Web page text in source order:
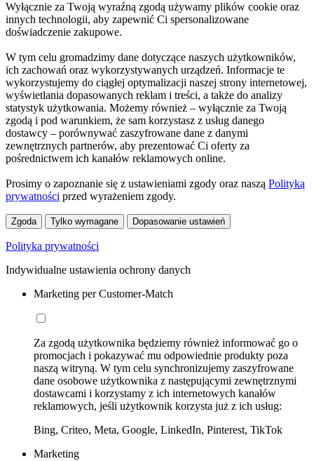
Wyłącznie za Twoją wyraźną zgodą używamy plików cookie oraz
innych technologii, aby zapewnić Ci spersonalizowane
doświadczenie zakupowe.
W tym celu gromadzimy dane dotyczące naszych użytkowników,
ich zachowań oraz wykorzystywanych urządzeń. Informacje te
wykorzystujemy do ciągłej optymalizacji naszej strony internetowej,
wyświetlania dopasowanych reklam i treści, a także do analizy
statystyk użytkowania. Możemy również – wyłącznie za Twoją
zgodą i pod warunkiem, że sam korzystasz z usług danego
dostawcy – porównywać zaszyfrowane dane z danymi
zewnętrznych partnerów, aby prezentować Ci oferty za
pośrednictwem ich kanałów reklamowych online.
Prosimy o zapoznanie się z ustawieniami zgody oraz naszą Polityką
prywatności przed wyrażeniem zgody.
Zgoda Tylko wymagane Dopasowanie ustawień
Polityka prywatności
Indywidualne ustawienia ochrony danych
Marketing per Customer-Match
Za zgodą użytkownika będziemy również informować go o
promocjach i pokazywać mu odpowiednie produkty poza
naszą witryną. W tym celu synchronizujemy zaszyfrowane
dane osobowe użytkownika z następującymi zewnętrznymi
dostawcami i korzystamy z ich internetowych kanałów
reklamowych, jeśli użytkownik korzysta już z ich usług:
Bing, Criteo, Meta, Google, LinkedIn, Pinterest, TikTok
Marketing